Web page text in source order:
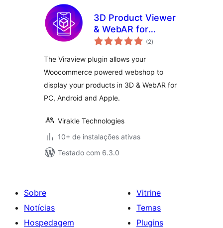
3D Product Viewer
& WebAR for
WooCommerce
(2total
de
)
The Viraview plugin allows your
Woocommerce powered webshop to
display your products in 3D & WebAR for
PC, Android and Apple.
Virakle Technologies
10+ de instalações ativas
Testado com 6.3.0
Sobre
Notícias
Hospedagem
Vitrine
Temas
Plugins